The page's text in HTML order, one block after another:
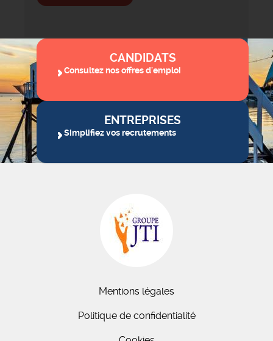
CANDIDATS
Consultez nos offres d'emploi
ENTREPRISES
Simplifiez vos recrutements
Mentions légales
Politique de confidentialité